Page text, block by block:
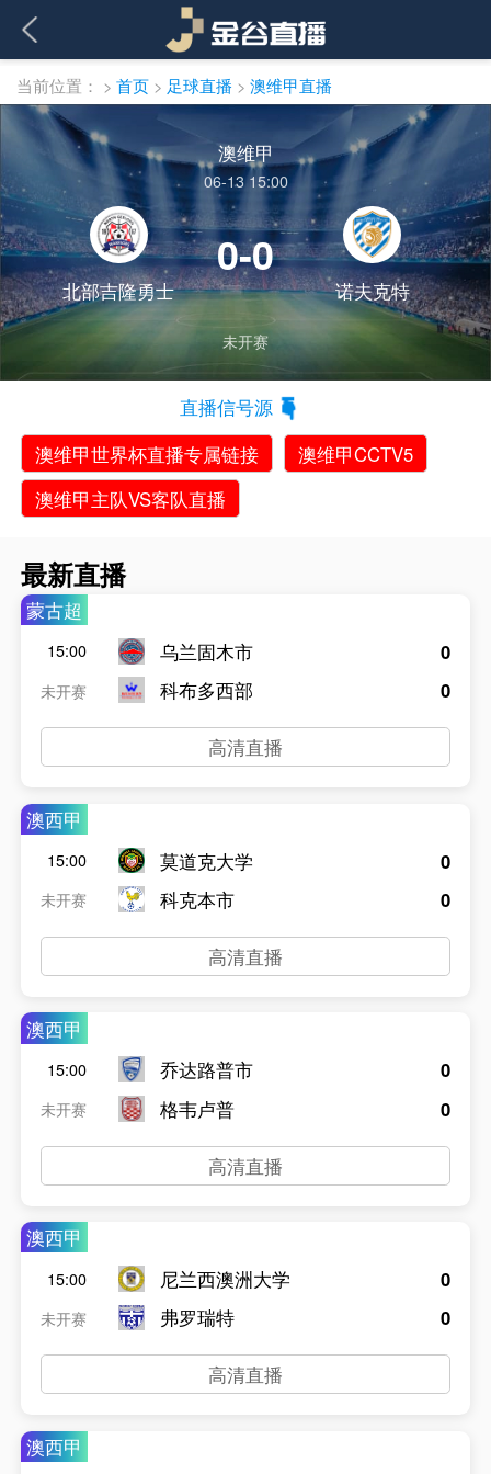
当前位置： > 首页 > 足球直播 > 澳维甲直播
澳维甲
06-13 15:00
北部吉隆勇士
0-0
诺夫克特
未开赛
直播信号源
澳维甲世界杯直播专属链接
澳维甲CCTV5
澳维甲主队VS客队直播
最新直播
蒙古超
15:00
未开赛
乌兰固木市
科布多西部
0
0
高清直播
澳西甲
15:00
未开赛
莫道克大学
科克本市
0
0
高清直播
澳西甲
15:00
未开赛
乔达路普市
格韦卢普
0
0
高清直播
澳西甲
15:00
未开赛
尼兰西澳洲大学
弗罗瑞特
0
0
高清直播
澳西甲